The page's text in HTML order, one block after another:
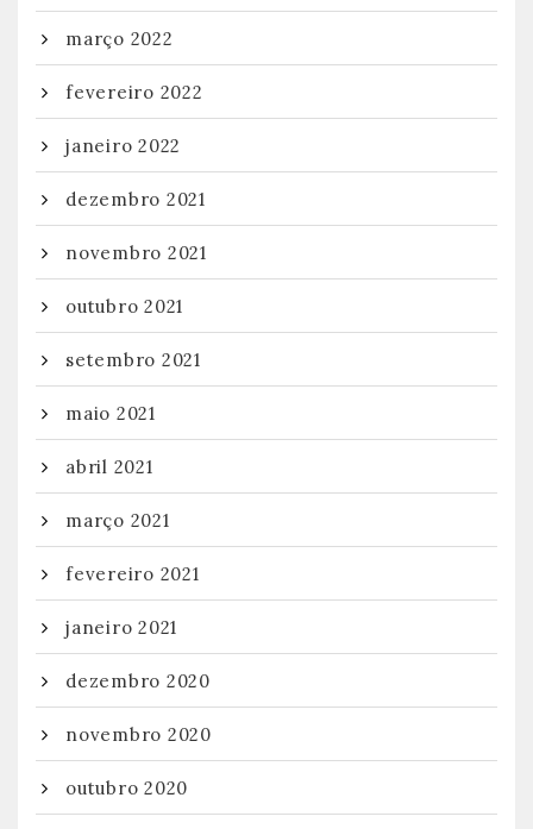
março 2022
fevereiro 2022
janeiro 2022
dezembro 2021
novembro 2021
outubro 2021
setembro 2021
maio 2021
abril 2021
março 2021
fevereiro 2021
janeiro 2021
dezembro 2020
novembro 2020
outubro 2020